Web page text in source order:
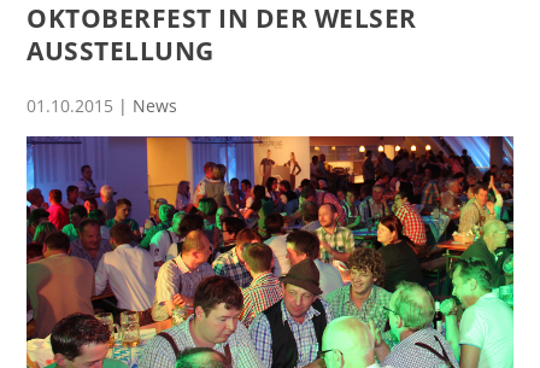
OKTOBERFEST IN DER WELSER
AUSSTELLUNG
01.10.2015 | News